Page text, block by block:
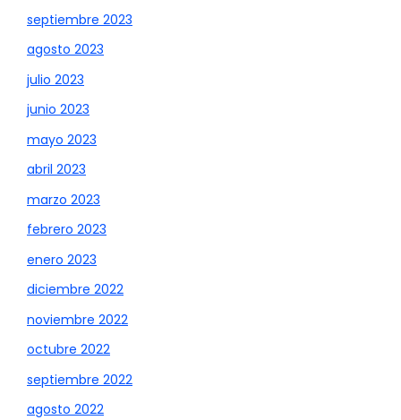
septiembre 2023
agosto 2023
julio 2023
junio 2023
mayo 2023
abril 2023
marzo 2023
febrero 2023
enero 2023
diciembre 2022
noviembre 2022
octubre 2022
septiembre 2022
agosto 2022